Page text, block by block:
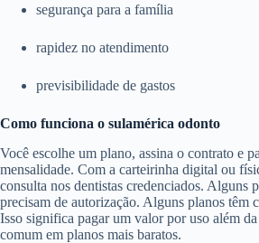
segurança para a família
rapidez no atendimento
previsibilidade de gastos
Como funciona o sulamérica odonto
Você escolhe um plano, assina o contrato e
mensalidade. Com a carteirinha digital ou
consulta nos dentistas credenciados. Alguns
precisam de autorização. Alguns planos têm
Isso significa pagar um valor por uso além
comum em planos mais baratos.